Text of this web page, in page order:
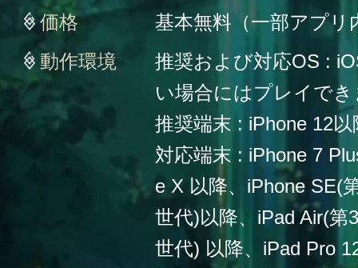
価格
基本無料（一部アプリ
動作環境
推奨および対応OS :
い場合にはプレイで
推奨端末 : iPhone 12以
対応端末 : iPhone 7
e X 以降、iPhone SE(
世代)以降、iPad Air(第
世代) 以降、iPad Pro